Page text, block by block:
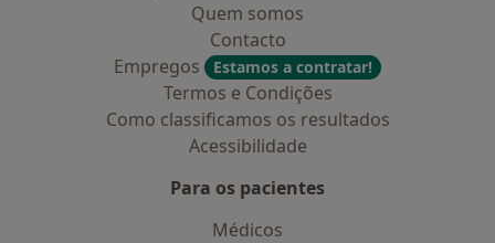
Quem somos
Contacto
Empregos
Estamos a contratar!
Termos e Condições
Como classificamos os resultados
Acessibilidade
Para os pacientes
Médicos